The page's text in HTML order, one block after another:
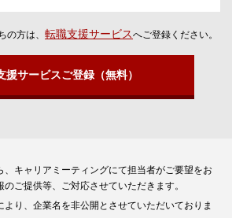
の方は、 転職支援サービスへご登録ください。
援サービスご登録（無料）
、キャリアミーティングにて担当者がご要望をお
ご提供等、ご対応させていただきます。
り、企業名を非公開とさせていただいておりま